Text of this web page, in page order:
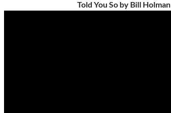
Told You So by Bill Holman